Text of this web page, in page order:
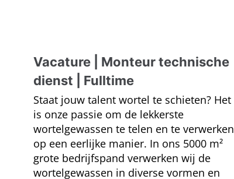
Vacature | Monteur technische
dienst | Fulltime
Staat jouw talent wortel te schieten? Het
is onze passie om de lekkerste
wortelgewassen te telen en te verwerken
op een eerlijke manier. In ons 5000 m²
grote bedrijfspand verwerken wij de
wortelgewassen in diverse vormen en